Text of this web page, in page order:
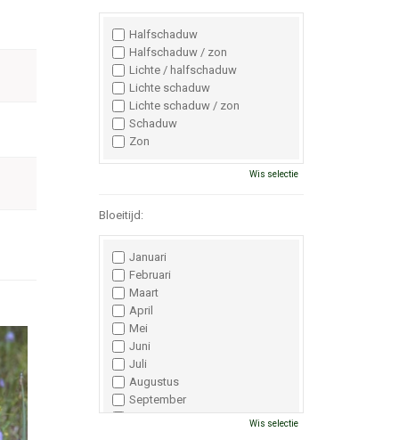
Halfschaduw
Halfschaduw / zon
Lichte / halfschaduw
Lichte schaduw
Lichte schaduw / zon
Schaduw
Zon
Wis selectie
Bloeitijd:
Januari
Februari
Maart
April
Mei
Juni
Juli
Augustus
September
Oktober
Wis selectie